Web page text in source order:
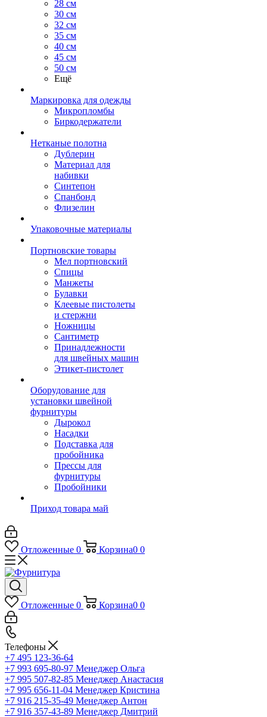
28 см
30 см
32 см
35 см
40 см
45 см
50 см
Ещё
Маркировка для одежды
Микропломбы
Биркодержатели
Нетканые полотна
Дублерин
Материал для
набивки
Синтепон
Спанбонд
Флизелин
Упаковочные материалы
Портновские товары
Мел портновский
Спицы
Манжеты
Булавки
Клеевые пистолеты
и стержни
Ножницы
Сантиметр
Принадлежности
для швейных машин
Этикет-пистолет
Оборудование для
установки швейной
фурнитуры
Дырокол
Насадки
Подставка для
пробойника
Прессы для
фурнитуры
Пробойники
Приход товара май
Отложенные 0 Корзина0 0
Отложенные 0 Корзина0 0
Телефоны
+7 495 123-36-64
+7 993 695-80-97 Менеджер Ольга
+7 995 507-82-85 Менеджер Анастасия
+7 995 656-11-04 Менеджер Кристина
+7 916 215-35-49 Менеджер Антон
+7 916 357-43-89 Менеджер Дмитрий